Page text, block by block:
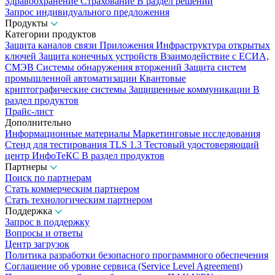
Запрос индивидуального предложения
Продукты
Категории продуктов
Защита каналов связи Приложения Инфраструктура открытых
ключей Защита конечных устройств Взаимодействие с ЕСИА,
СМЭВ Системы обнаружения вторжений Защита систем
промышленной автоматизации Квантовые
криптографические системы Защищенные коммуникации В
раздел продуктов
Прайс-лист
Дополнительно
Информационные материалы Маркетинговые исследования
Стенд для тестирования TLS 1.3 Тестовый удостоверяющий
центр ИнфоТеКС В раздел продуктов
Партнеры
Поиск по партнерам
Стать коммерческим партнером
Стать технологическим партнером
Поддержка
Запрос в поддержку
Вопросы и ответы
Центр загрузок
Политика разработки безопасного программного обеспечения
Соглашение об уровне сервиса (Service Level Agreement)